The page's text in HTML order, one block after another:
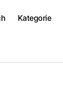
Kategorie